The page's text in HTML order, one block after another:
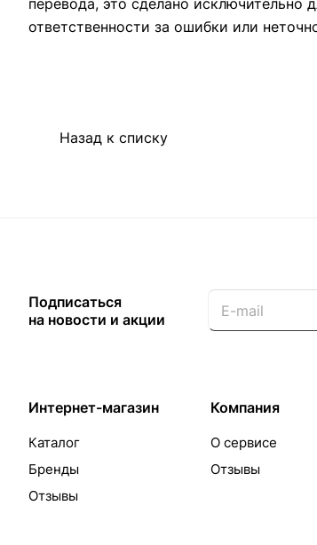
перевода, это сделано
ответственности за ошибки или
Назад к списку
Подписаться
на новости и акции
Интернет-магазин
Каталог
Бренды
Отзывы
Компания
О сервисе
Отзывы